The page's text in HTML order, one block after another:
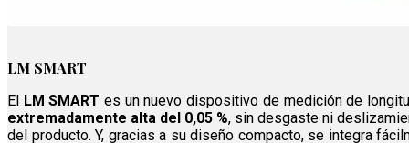
LM SMART
El LM SMART es un nuevo dispositivo de medición de
extremadamente alta del 0,05 %, sin desgaste ni
del producto. Y, gracias a su diseño compacto, se integra